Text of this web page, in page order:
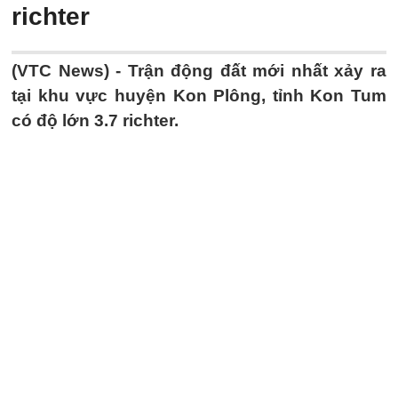
richter
(VTC News) - Trận động đất mới nhất xảy ra
tại khu vực huyện Kon Plông, tỉnh Kon Tum
có độ lớn 3.7 richter.